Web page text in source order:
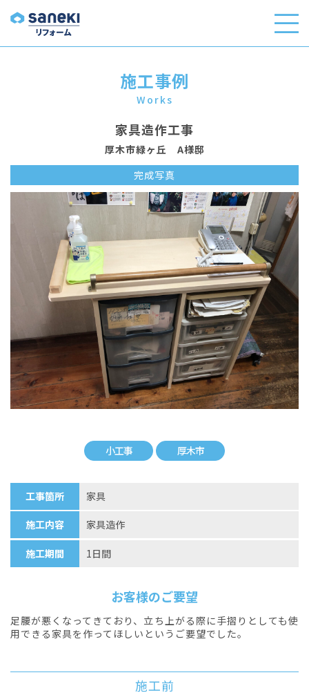
施工事例
Works
家具造作工事
厚木市緑ヶ丘 A様邸
完成写真
小工事 厚木市
工事箇所 家具
施工内容 家具造作
施工期間 1日間
お客様のご要望
足腰が悪くなってきており、立ち上がる際に手摺りとしても使
用できる家具を作ってほしいというご要望でした。
施工前